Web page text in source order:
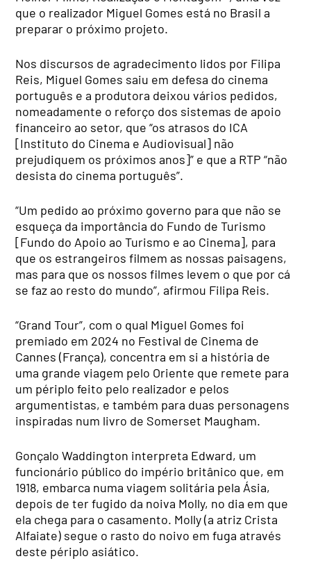
que o realizador Miguel Gomes está no Brasil a
preparar o próximo projeto.
Nos discursos de agradecimento lidos por Filipa
Reis, Miguel Gomes saiu em defesa do cinema
português e a produtora deixou vários pedidos,
nomeadamente o reforço dos sistemas de apoio
financeiro ao setor, que “os atrasos do ICA
[Instituto do Cinema e Audiovisual] não
prejudiquem os próximos anos]” e que a RTP “não
desista do cinema português”.
“Um pedido ao próximo governo para que não se
esqueça da importância do Fundo de Turismo
[Fundo do Apoio ao Turismo e ao Cinema], para
que os estrangeiros filmem as nossas paisagens,
mas para que os nossos filmes levem o que por cá
se faz ao resto do mundo”, afirmou Filipa Reis.
“Grand Tour”, com o qual Miguel Gomes foi
premiado em 2024 no Festival de Cinema de
Cannes (França), concentra em si a história de
uma grande viagem pelo Oriente que remete para
um périplo feito pelo realizador e pelos
argumentistas, e também para duas personagens
inspiradas num livro de Somerset Maugham.
Gonçalo Waddington interpreta Edward, um
funcionário público do império britânico que, em
1918, embarca numa viagem solitária pela Ásia,
depois de ter fugido da noiva Molly, no dia em que
ela chega para o casamento. Molly (a atriz Crista
Alfaiate) segue o rasto do noivo em fuga através
deste périplo asiático.